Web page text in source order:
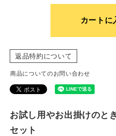
カートに
返品特約について
商品についてのお問い合わせ
お試し用やお出掛けのと
セット